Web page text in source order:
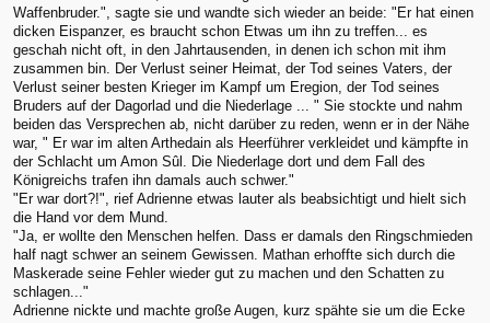
Waffenbruder.", sagte sie und wandte sich wieder an beide: "Er hat einen
dicken Eispanzer, es braucht schon Etwas um ihn zu treffen... es
geschah nicht oft, in den Jahrtausenden, in denen ich schon mit ihm
zusammen bin. Der Verlust seiner Heimat, der Tod seines Vaters, der
Verlust seiner besten Krieger im Kampf um Eregion, der Tod seines
Bruders auf der Dagorlad und die Niederlage ... " Sie stockte und nahm
beiden das Versprechen ab, nicht darüber zu reden, wenn er in der Nähe
war, " Er war im alten Arthedain als Heerführer verkleidet und kämpfte in
der Schlacht um Amon Sûl. Die Niederlage dort und dem Fall des
Königreichs trafen ihn damals auch schwer."
"Er war dort?!", rief Adrienne etwas lauter als beabsichtigt und hielt sich
die Hand vor dem Mund.
"Ja, er wollte den Menschen helfen. Dass er damals den Ringschmieden
half nagt schwer an seinem Gewissen. Mathan erhoffte sich durch die
Maskerade seine Fehler wieder gut zu machen und den Schatten zu
schlagen..."
Adrienne nickte und machte große Augen, kurz spähte sie um die Ecke